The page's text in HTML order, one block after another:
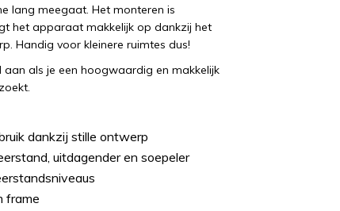
lang meegaat. Het monteren is
het apparaat makkelijk op dankzij het
Handig voor kleinere ruimtes dus!
als je een hoogwaardig en makkelijk
dankzij stille ontwerp
uitdagender en soepeler
frame